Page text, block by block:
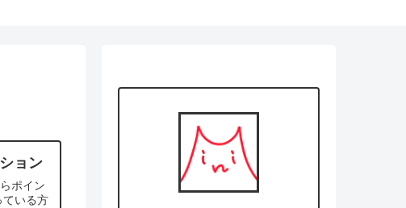
ョン
ポイン
ている方